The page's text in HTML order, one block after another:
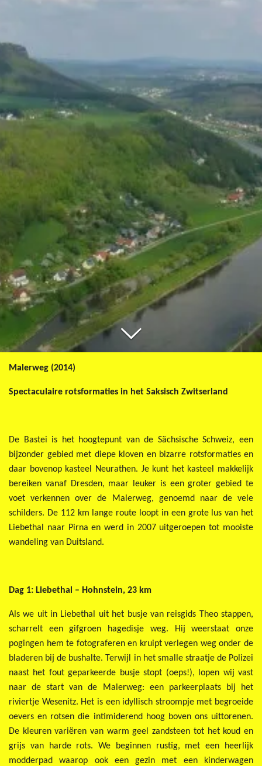
Malerweg (2014)
Spectaculaire rotsformaties in het Saksisch Zwitserland
De Bastei is het hoogtepunt van de Sächsische Schweiz, een
bijzonder gebied met diepe kloven en bizarre rotsformaties en
daar bovenop kasteel Neurathen. Je kunt het kasteel makkelijk
bereiken vanaf Dresden, maar leuker is een groter gebied te
voet verkennen over de Malerweg, genoemd naar de vele
schilders. De 112 km lange route loopt in een grote lus van het
Liebethal naar Pirna en werd in 2007 uitgeroepen tot mooiste
wandeling van Duitsland.
Dag 1: Liebethal – Hohnstein, 23 km
Als we uit in Liebethal uit het busje van reisgids Theo stappen,
scharrelt een gifgroen hagedisje weg. Hij weerstaat onze
pogingen hem te fotograferen en kruipt verlegen weg onder de
bladeren bij de bushalte. Terwijl in het smalle straatje de Polizei
naast het fout geparkeerde busje stopt (oeps!), lopen wij vast
naar de start van de Malerweg: een parkeerplaats bij het
riviertje Wesenitz. Het is een idyllisch stroompje met begroeide
oevers en rotsen die intimiderend hoog boven ons uittorenen.
De kleuren variëren van warm geel zandsteen tot het koud en
grijs van harde rots. We beginnen rustig, met een heerlijk
modderpad waarop ook een gezin met een kinderwagen